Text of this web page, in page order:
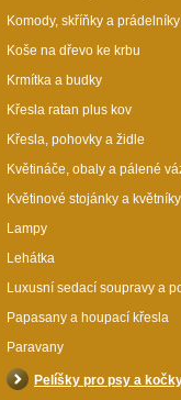
Komody, skříňky a prádelníky
Koše na dřevo ke krbu
Krmítka a budky
Křesla ratan plus kov
Křesla, pohovky a židle
Květináče, obaly a pálené
Květinové stojánky a květníky
Lampy
Lehátka
Luxusní sedací soupravy a
Papasany a houpací křesla
Paravany
Pelíšky pro psy a